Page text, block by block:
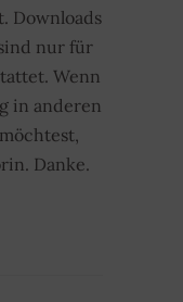
Downloads
nur für
Wenn
in anderen
Danke.